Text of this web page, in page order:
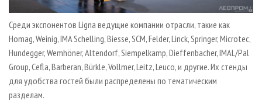
Среди экспонентов Ligna ведущие компании отрасли, такие как
Homag, Weinig, IMA Schelling, Biesse, SCM, Felder, Linck, Springer, Microtec,
Hundegger, Wemhöner, Altendorf, Siempelkamp, Dieffenbacher, IMAL/Pal
Group, Cefla, Barberan, Bürkle, Vollmer, Leitz, Leuco, и другие. Их стенды
для удобства гостей были распределены по тематическим
разделам.